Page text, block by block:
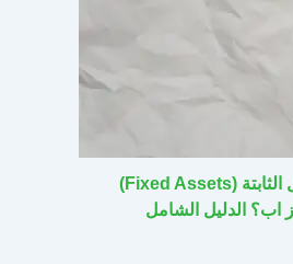
كيف تدير الأصول الثابتة (Fixed Assets)
اب؟ الدليل الشامل